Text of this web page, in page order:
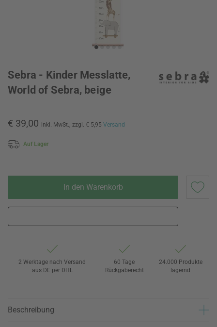
Sebra - Kinder Messlatte,
World of Sebra, beige
€ 39,00 inkl. MwSt., zzgl. € 5,95 Versand
Auf Lager
In den Warenkorb
2 Werktage nach Versand
aus DE per DHL
60 Tage
Rückgaberecht
24.000 Produkte
lagernd
Beschreibung